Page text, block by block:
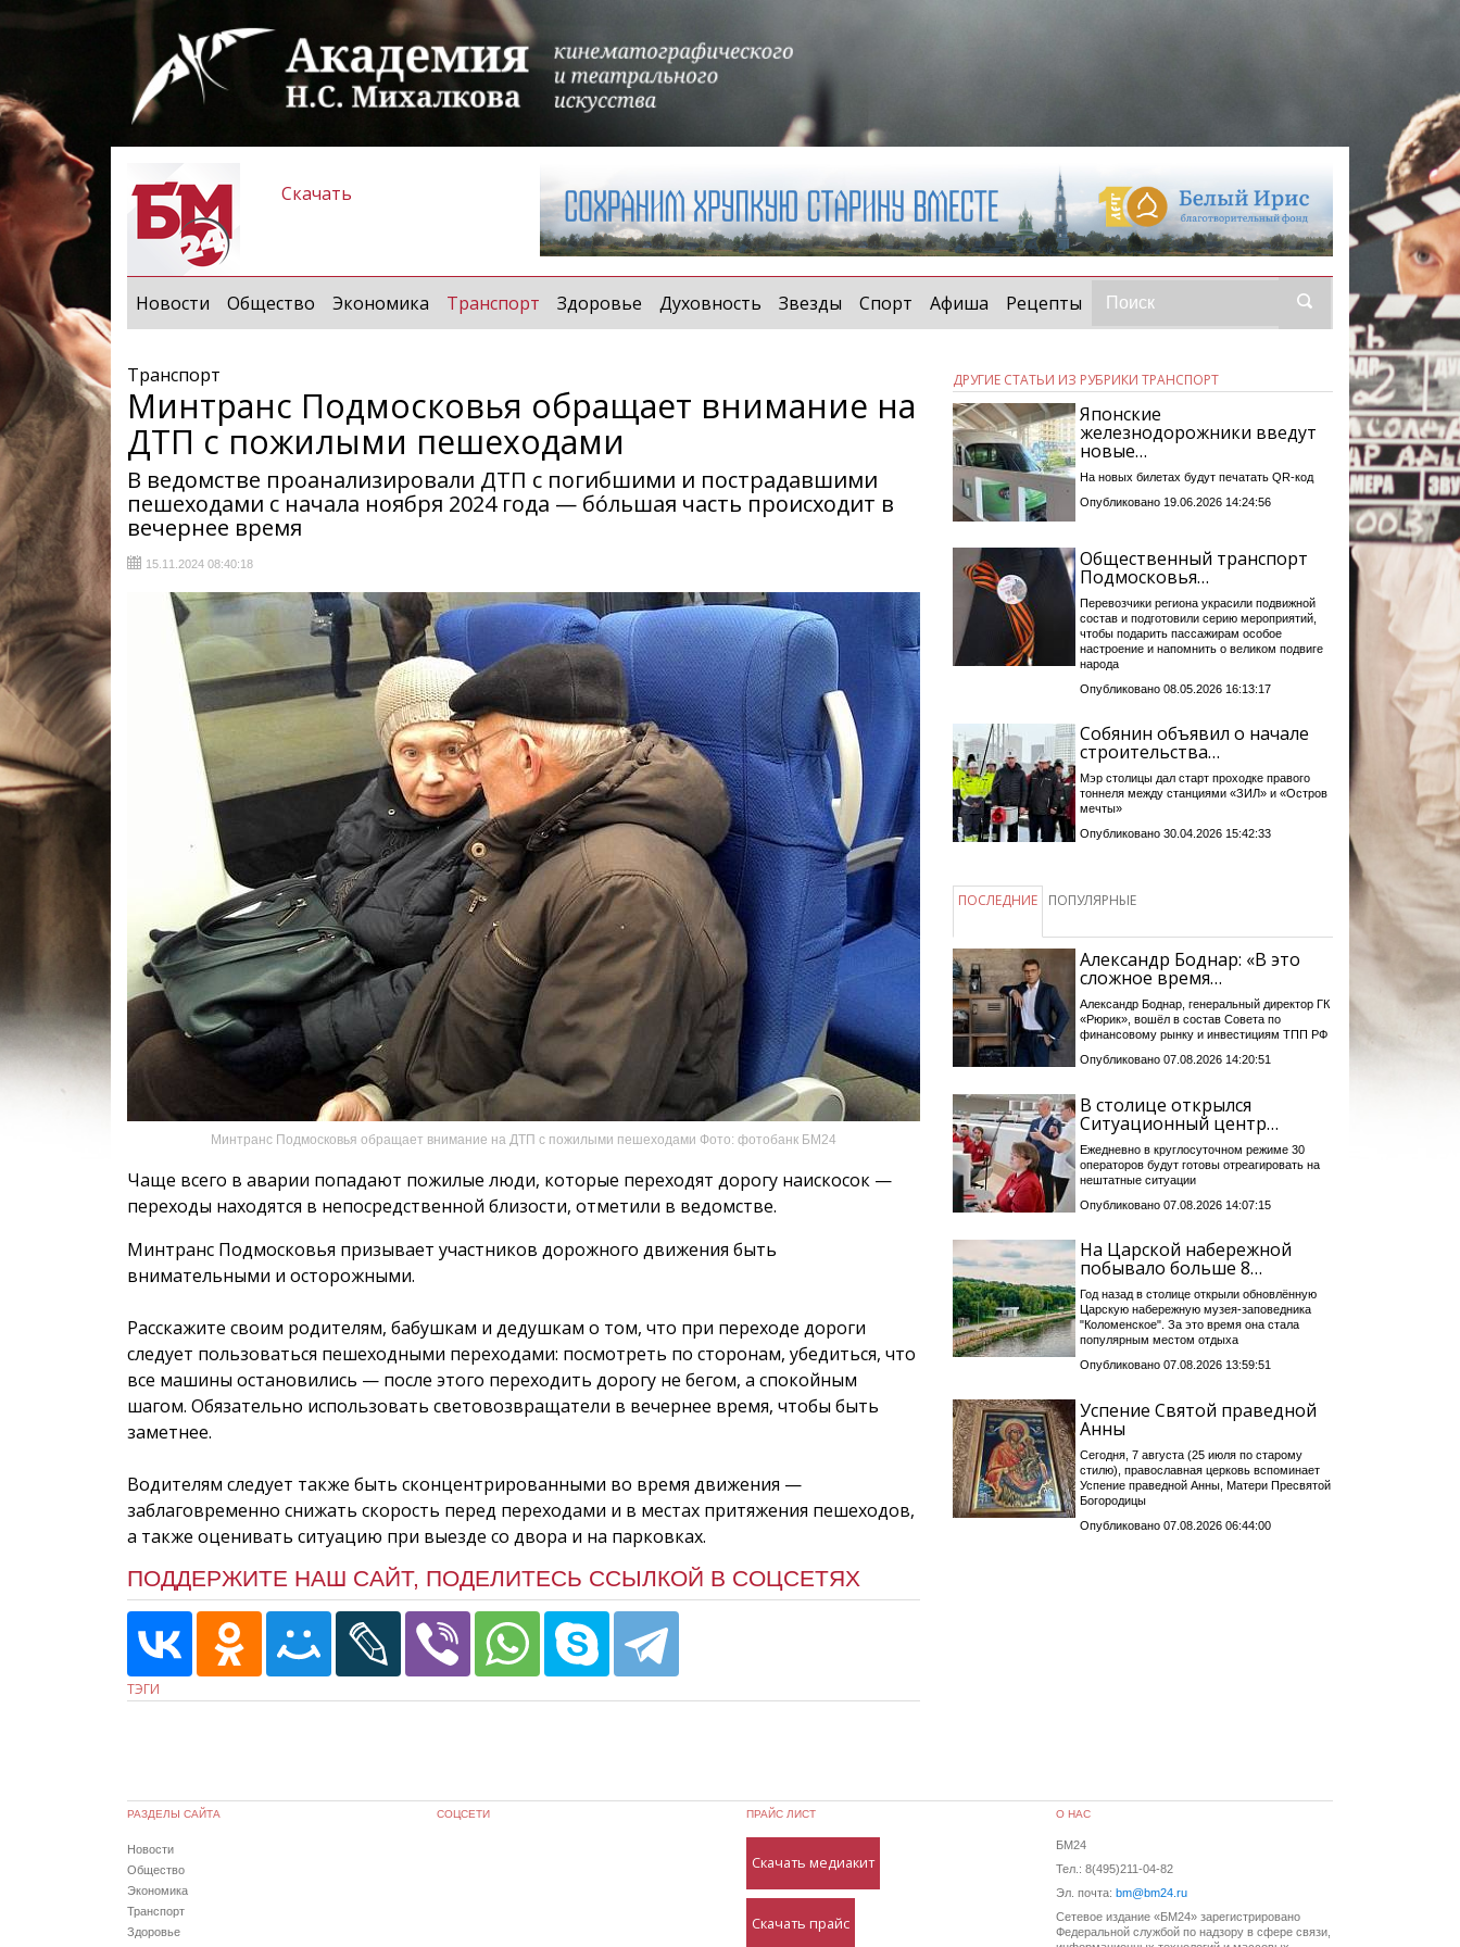
Скачать
Новости Общество Экономика Транспорт (current)
Здоровье Духовность Звезды Спорт Афиша Рецепты
Транспорт
Минтранс Подмосковья обращает внимание на
ДТП с пожилыми пешеходами
В ведомстве проанализировали ДТП с погибшими и пострадавшими
пешеходами с начала ноября 2024 года — бóльшая часть происходит в
вечернее время
15.11.2024 08:40:18
Минтранс Подмосковья обращает внимание на ДТП с пожилыми пешеходами Фото: фотобанк БМ24
Чаще всего в аварии попадают пожилые люди, которые переходят дорогу наискосок —
переходы находятся в непосредственной близости, отметили в ведомстве.
Минтранс Подмосковья призывает участников дорожного движения быть
внимательными и осторожными.
Расскажите своим родителям, бабушкам и дедушкам о том, что при переходе дороги
следует пользоваться пешеходными переходами: посмотреть по сторонам, убедиться, что
все машины остановились — после этого переходить дорогу не бегом, а спокойным
шагом. Обязательно использовать световозвращатели в вечернее время, чтобы быть
заметнее.
Водителям следует также быть сконцентрированными во время движения —
заблаговременно снижать скорость перед переходами и в местах притяжения пешеходов,
а также оценивать ситуацию при выезде со двора и на парковках.
ПОДДЕРЖИТЕ НАШ САЙТ, ПОДЕЛИТЕСЬ ССЫЛКОЙ В СОЦСЕТЯХ
ТЭГИ
ДРУГИЕ СТАТЬИ ИЗ РУБРИКИ ТРАНСПОРТ
Японские
железнодорожники введут
новые…
На новых билетах будут печатать QR-код
Опубликовано 19.06.2026 14:24:56
Общественный транспорт
Подмосковья…
Перевозчики региона украсили подвижной
состав и подготовили серию мероприятий,
чтобы подарить пассажирам особое
настроение и напомнить о великом подвиге
народа
Опубликовано 08.05.2026 16:13:17
Собянин объявил о начале
строительства…
Мэр столицы дал старт проходке правого
тоннеля между станциями «ЗИЛ» и «Остров
мечты»
Опубликовано 30.04.2026 15:42:33
ПОСЛЕДНИЕ ПОПУЛЯРНЫЕ
Александр Боднар: «В это
сложное время…
Александр Боднар, генеральный директор ГК
«Рюрик», вошёл в состав Совета по
финансовому рынку и инвестициям ТПП РФ
Опубликовано 07.08.2026 14:20:51
В столице открылся
Ситуационный центр…
Ежедневно в круглосуточном режиме 30
операторов будут готовы отреагировать на
нештатные ситуации
Опубликовано 07.08.2026 14:07:15
На Царской набережной
побывало больше 8…
Год назад в столице открыли обновлённую
Царскую набережную музея-заповедника
"Коломенское". За это время она стала
популярным местом отдыха
Опубликовано 07.08.2026 13:59:51
Успение Святой праведной
Анны
Сегодня, 7 августа (25 июля по старому
стилю), православная церковь вспоминает
Успение праведной Анны, Матери Пресвятой
Богородицы
Опубликовано 07.08.2026 06:44:00
РАЗДЕЛЫ САЙТА
Новости
Общество
Экономика
Транспорт
Здоровье
СОЦСЕТИ ПРАЙС ЛИСТ
Скачать медиакит
Скачать прайс
О НАС
БМ24
Тел.: 8(495)211-04-82
Эл. почта: bm@bm24.ru
Сетевое издание «БМ24» зарегистрировано
Федеральной службой по надзору в сфере связи,